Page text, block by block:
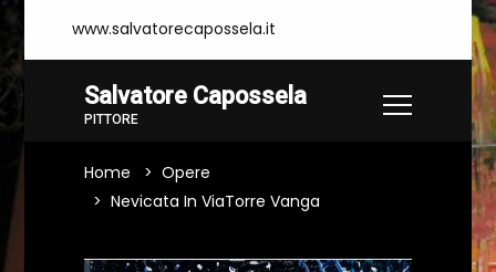
www.salvatorecapossela.it
Salvatore Capossela
PITTORE
Home
Opere
Nevicata In ViaTorre Vanga